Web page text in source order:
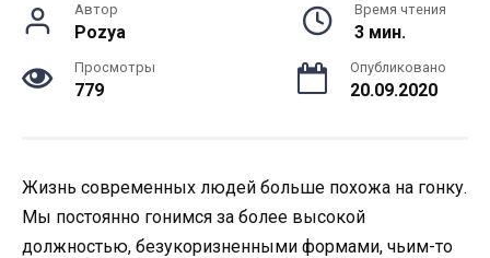
Автор
Pozya
Время чтения
3 мин.
Просмотры
779
Опубликовано
20.09.2020
Жизнь современных людей больше похожа на гонку.
Мы постоянно гонимся за более высокой
должностью, безукоризненными формами, чьим-то